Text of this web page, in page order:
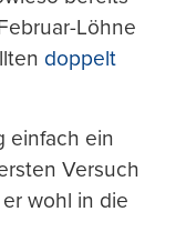
Löhne
doppelt
einfach ein
Versuch
wohl in die